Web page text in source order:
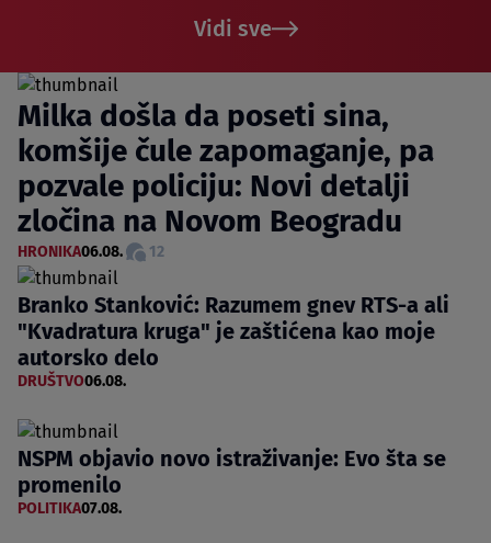
Vidi sve
Milka došla da poseti sina,
komšije čule zapomaganje, pa
pozvale policiju: Novi detalji
zločina na Novom Beogradu
HRONIKA06.08. 12
Branko Stanković: Razumem gnev RTS-a ali
"Kvadratura kruga" je zaštićena kao moje
autorsko delo
DRUŠTVO06.08.
NSPM objavio novo istraživanje: Evo šta se
promenilo
POLITIKA07.08.